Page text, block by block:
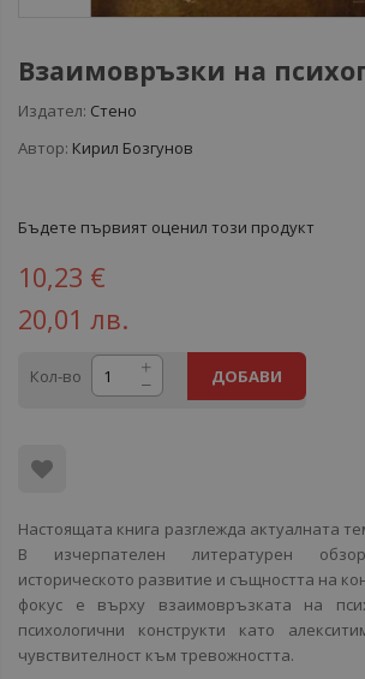
Взаимовръзки на
Издател: Стено
Автор: Кирил Бозгунов
Бъдете първият оценил този продукт
10,23 €
20,01 лв.
Кол-во ДОБАВИ
Настоящата книга разглежда актуалната
В изчерпателен литературен
историческото развитие и същността на
фокус е върху взаимовръзката на
психологични конструкти като
чувствителност към тревожността.